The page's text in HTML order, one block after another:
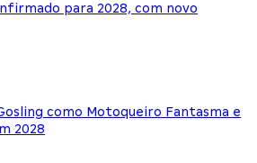
para 2028, com novo
como Motoqueiro Fantasma e
2028